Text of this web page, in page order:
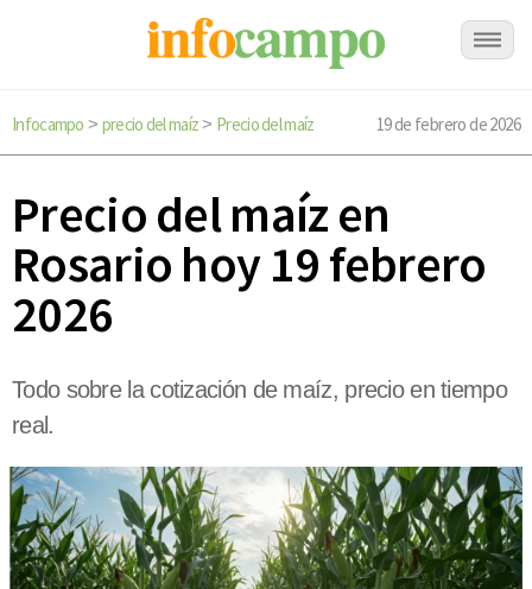
Infocampo > precio del maíz> Precio del maíz 19 de febrero de 2026
Precio del maíz en
Rosario hoy 19 febrero
2026
Todo sobre la cotización de maíz, precio en tiempo
real.